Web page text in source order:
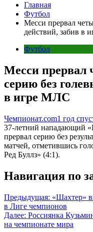
Главная
Футбол
Месси прервал
действий, забив в
Футбол
Месси прервал
серию без
в игре МЛС
Чемпионат.com1 год
37-летний нападающий
прервал серию без
матчей, отметившись
Ред Буллз» (4:1).
Навигация по
Предыдущая: «Шахтер»
в Лиге чемпионов
Далее: Россиянка
на чемпионате мира